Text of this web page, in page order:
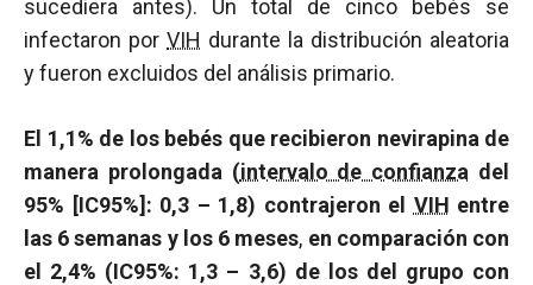
sucediera antes). Un total de cinco bebés se
infectaron por VIH durante la distribución aleatoria
y fueron excluidos del análisis primario.
El 1,1% de los bebés que recibieron nevirapina de
manera prolongada (intervalo de confianza del
95% [IC95%]: 0,3 – 1,8) contrajeron el VIH entre
las 6 semanas y los 6 meses, en comparación con
el 2,4% (IC95%: 1,3 – 3,6) de los del grupo con